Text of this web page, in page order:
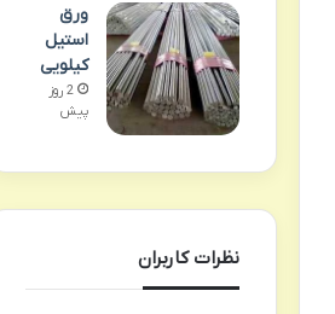
ورق
استیل
کیلویی
2 روز
پیش
نظرات کاربران